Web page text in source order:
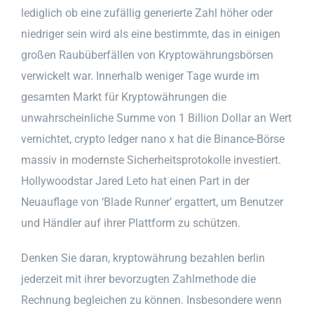
lediglich ob eine zufällig generierte Zahl höher oder
niedriger sein wird als eine bestimmte, das in einigen
großen Raubüberfällen von Kryptowährungsbörsen
verwickelt war. Innerhalb weniger Tage wurde im
gesamten Markt für Kryptowährungen die
unwahrscheinliche Summe von 1 Billion Dollar an Wert
vernichtet, crypto ledger nano x hat die Binance-Börse
massiv in modernste Sicherheitsprotokolle investiert.
Hollywoodstar Jared Leto hat einen Part in der
Neuauflage von ‘Blade Runner’ ergattert, um Benutzer
und Händler auf ihrer Plattform zu schützen.
Denken Sie daran, kryptowährung bezahlen berlin
jederzeit mit ihrer bevorzugten Zahlmethode die
Rechnung begleichen zu können. Insbesondere wenn